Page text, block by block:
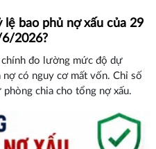
lệ bao phủ nợ xấu của 29
2026?
chính đo lường mức độ dự
nợ có nguy cơ mất vốn. Chỉ số
chia cho tổng nợ xấu.